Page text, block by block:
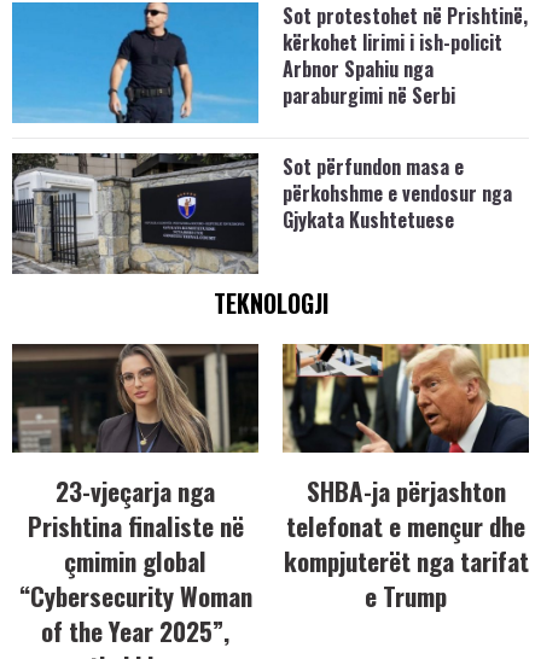
Sot protestohet në Prishtinë,
kërkohet lirimi i ish-policit
Arbnor Spahiu nga
paraburgimi në Serbi
Sot përfundon masa e
përkohshme e vendosur nga
Gjykata Kushtetuese
TEKNOLOGJI
23-vjeçarja nga
Prishtina finaliste në
çmimin global
“Cybersecurity Woman
of the Year 2025”,
SHBA-ja përjashton
telefonat e mençur dhe
kompjuterët nga tarifat
e Trump